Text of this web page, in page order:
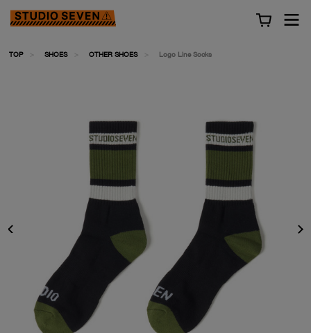
TOP SHOES OTHER SHOES Logo Line Socks